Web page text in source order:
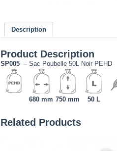
Description
Product Description
SP005 – Sac Poubelle 50L Noir PEHD
680 mm 750 mm 50 L
Related Products